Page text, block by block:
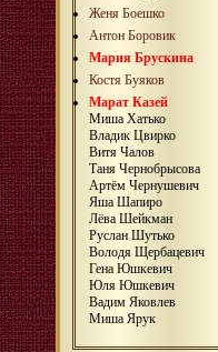
Женя Боешко
Антон Боровик
Мария Брускина
Костя Буяков
Марат Казей
Миша Хатько
Владик Цвирко
Витя Чалов
Таня Чернобрысова
Артём Чернушевич
Яша Шапиро
Лёва Шейкман
Руслан Шутько
Володя Щербацевич
Гена Юшкевич
Юля Юшкевич
Вадим Яковлев
Миша Ярук